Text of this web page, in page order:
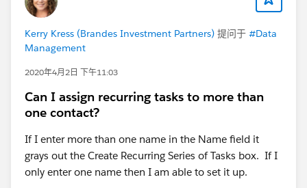
Kerry Kress (Brandes Investment Partners) 提问于 #Data
Management
2020年4月2日 下午11:03
Can I assign recurring tasks to more than
one contact?
If I enter more than one name in the Name field it
grays out the Create Recurring Series of Tasks box. If I
only enter one name then I am able to set it up.